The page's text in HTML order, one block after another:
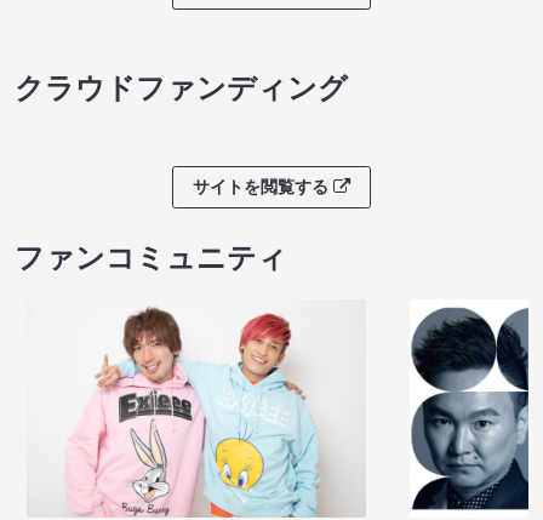
クラウドファンディング
サイトを閲覧する
ファンコミュニティ